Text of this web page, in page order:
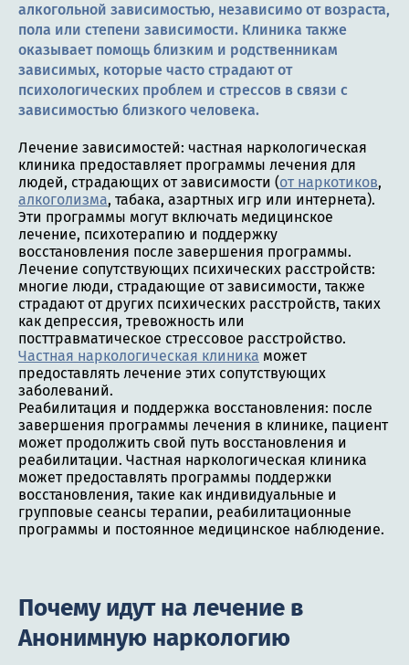
алкогольной зависимостью, независимо от возраста,
пола или степени зависимости. Клиника также
оказывает помощь близким и родственникам
зависимых, которые часто страдают от
психологических проблем и стрессов в связи с
зависимостью близкого человека.
Лечение зависимостей: частная наркологическая
клиника предоставляет программы лечения для
людей, страдающих от зависимости (от наркотиков,
алкоголизма, табака, азартных игр или интернета).
Эти программы могут включать медицинское
лечение, психотерапию и поддержку
восстановления после завершения программы.
Лечение сопутствующих психических расстройств:
многие люди, страдающие от зависимости, также
страдают от других психических расстройств, таких
как депрессия, тревожность или
посттравматическое стрессовое расстройство.
Частная наркологическая клиника может
предоставлять лечение этих сопутствующих
заболеваний.
Реабилитация и поддержка восстановления: после
завершения программы лечения в клинике, пациент
может продолжить свой путь восстановления и
реабилитации. Частная наркологическая клиника
может предоставлять программы поддержки
восстановления, такие как индивидуальные и
групповые сеансы терапии, реабилитационные
программы и постоянное медицинское наблюдение.
Почему идут на лечение в
Анонимную наркологию